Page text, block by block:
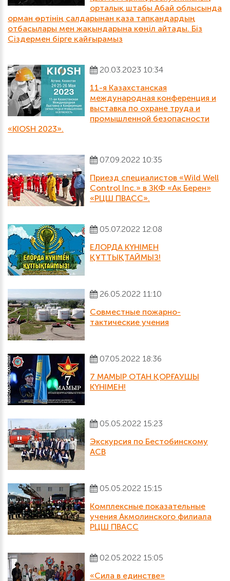
орталық штабы Абай облысында
орман өртінің салдарынан қаза тапқандардың
отбасылары мен жақындарына көңіл айтады. Біз
Сіздермен бірге қайғырамыз
20.03.2023 10:34
11-я Казахстанская
международная конференция и
выставка по охране труда и
промышленной безопасности
«KIOSH 2023».
07.09.2022 10:35
Приезд специалистов «Wild Well
Control Inc.» в ЗКФ «Aк Берен»
«РЦШ ПВАСС».
05.07.2022 12:08
ЕЛОРДА КҮНІМЕН
ҚҰТТЫҚТАЙМЫЗ!
26.05.2022 11:10
Совместные пожарно-
тактические учения
07.05.2022 18:36
7 МАМЫР ОТАН ҚОРҒАУШЫ
КҮНІМЕН!
05.05.2022 15:23
Экскурсия по Бестобинскому
АСВ
05.05.2022 15:15
Комплексные показательные
учения Акмолинского филиала
РЦШ ПВАСС
02.05.2022 15:05
«Сила в единстве»